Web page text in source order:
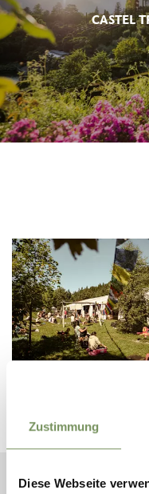
Zustimmung
Diese Webseite
CASTEL